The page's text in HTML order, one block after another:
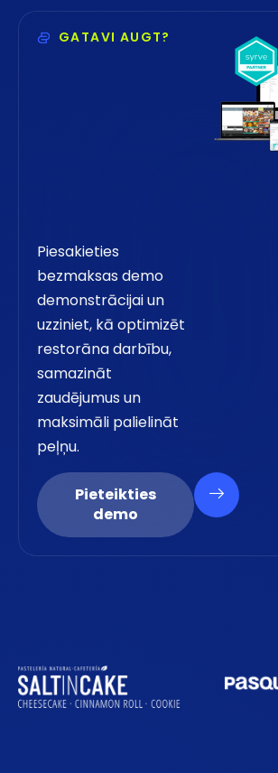
GATAVI AUGT?
Piesakieties
bezmaksas demo
demonstrācijai un
uzziniet, kā optimizēt
restorāna darbību,
samazināt
zaudējumus un
maksimāli palielināt
peļņu.
Pieteikties
demo